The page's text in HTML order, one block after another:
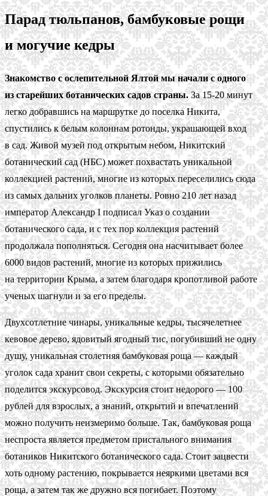
Парад тюльпанов, бамбуковые рощи
и могучие кедры
Знакомство с ослепительной Ялтой мы начали с одного
из старейших ботанических садов страны.За 15-20 минут
легко добравшись на маршрутке до поселка Никита,
спустились к белым колоннам ротонды, украшающей вход
в сад. Живой музей под открытым небом, Никитский
ботанический сад (НБС) может похвастать уникальной
коллекцией растений, многие из которых переселились сюда
из самых дальних уголков планеты. Ровно 210 лет назад
император Александр I подписал Указ о создании
ботанического сада, и с тех пор коллекция растений
продолжала пополняться. Сегодня она насчитывает более
6000 видов растений, многие из которых прижились
на территории Крыма, а затем благодаря кропотливой работе
ученых шагнули и за его пределы.
Двухсотлетние чинары, уникальные кедры, тысячелетнее
кевовое дерево, ядовитый ягодный тис, погубивший не одну
душу, уникальная столетняя бамбуковая роща — каждый
уголок сада хранит свои секреты, с которыми обязательно
поделится экскурсовод. Экскурсия стоит недорого — 100
рублей для взрослых, а знаний, открытий и впечатлений
можно получить неизмеримо больше. Так, бамбуковая роща
неспроста является предметом пристального внимания
ботаников Никитского ботанического сада. Стоит зацвести
хоть одному растению, покрывается неяркими цветами вся
роща, а затем так же дружно вся погибает. Поэтому